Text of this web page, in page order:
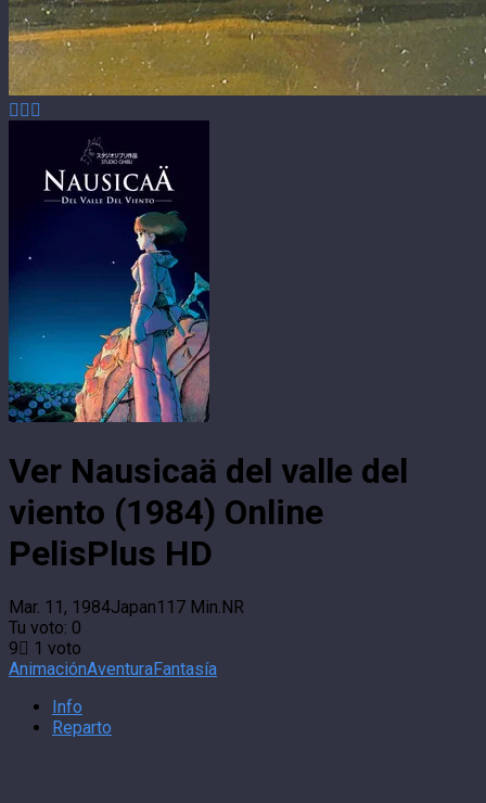
Ver Nausicaä del valle del
viento (1984) Online
PelisPlus HD
Mar. 11, 1984Japan117 Min.NR
Tu voto: 0
9
1 voto
AnimaciónAventuraFantasía
Info
Reparto